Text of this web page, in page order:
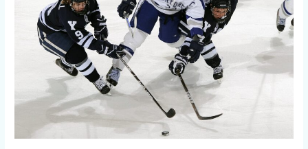
Ihnen?